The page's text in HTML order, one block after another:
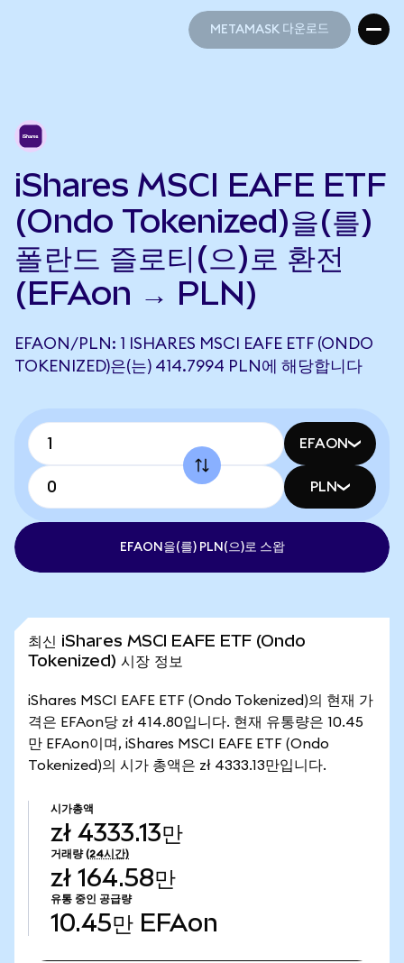
METAMASK 다운로드
iShares MSCI EAFE ETF
(Ondo Tokenized)을(를)
폴란드 즐로티(으)로 환전
(EFAon → PLN)
EFAON/PLN: 1 ISHARES MSCI EAFE ETF (ONDO
TOKENIZED)은(는) 414.7994 PLN에 해당합니다
EFAON
PLN
EFAON을(를) PLN(으)로 스왑
최신 iShares MSCI EAFE ETF (Ondo
Tokenized) 시장 정보
iShares MSCI EAFE ETF (Ondo Tokenized)의 현재 가
격은 EFAon당 zł 414.80입니다. 현재 유통량은 10.45
만 EFAon이며, iShares MSCI EAFE ETF (Ondo
Tokenized)의 시가 총액은 zł 4333.13만입니다.
시가총액
zł 4333.13만
거래량 (24시간)
zł 164.58만
유통 중인 공급량
10.45만 EFAon